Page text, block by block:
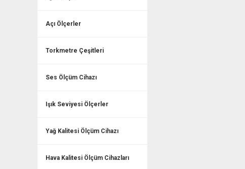
Açı Ölçerler
Torkmetre Çeşitleri
Ses Ölçüm Cihazı
Işık Seviyesi Ölçerler
Yağ Kalitesi Ölçüm Cihazı
Hava Kalitesi Ölçüm Cihazları